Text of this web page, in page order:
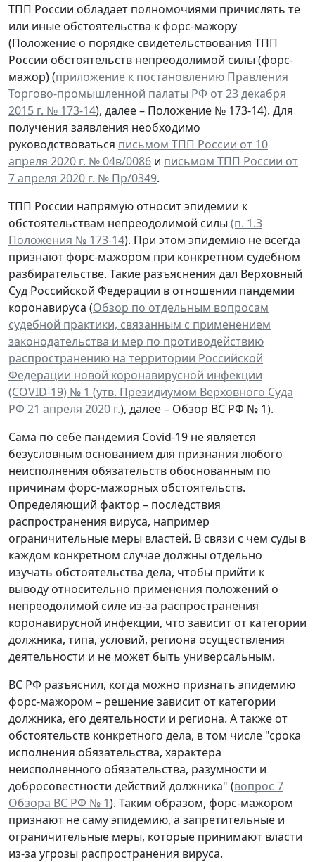
ТПП России обладает полномочиями причислять те
или иные обстоятельства к форс-мажору
(Положение о порядке свидетельствования ТПП
России обстоятельств непреодолимой силы (форс-
мажор) (приложение к постановлению Правления
Торгово-промышленной палаты РФ от 23 декабря
2015 г. № 173-14), далее – Положение № 173-14). Для
получения заявления необходимо
руководствоваться письмом ТПП России от 10
апреля 2020 г. № 04в/0086 и письмом ТПП России от
7 апреля 2020 г. № Пр/0349.
ТПП России напрямую относит эпидемии к
обстоятельствам непреодолимой силы (п. 1.3
Положения № 173-14). При этом эпидемию не всегда
признают форс-мажором при конкретном судебном
разбирательстве. Такие разъяснения дал Верховный
Суд Российской Федерации в отношении пандемии
коронавируса (Обзор по отдельным вопросам
судебной практики, связанным с применением
законодательства и мер по противодействию
распространению на территории Российской
Федерации новой коронавирусной инфекции
(COVID-19) № 1 (утв. Президиумом Верховного Суда
РФ 21 апреля 2020 г.), далее – Обзор ВС РФ № 1).
Сама по себе пандемия Covid-19 не является
безусловным основанием для признания любого
неисполнения обязательств обоснованным по
причинам форс-мажорных обстоятельств.
Определяющий фактор – последствия
распространения вируса, например
ограничительные меры властей. В связи с чем суды в
каждом конкретном случае должны отдельно
изучать обстоятельства дела, чтобы прийти к
выводу относительно применения положений о
непреодолимой силе из-за распространения
коронавирусной инфекции, что зависит от категории
должника, типа, условий, региона осуществления
деятельности и не может быть универсальным.
ВС РФ разъяснил, когда можно признать эпидемию
форс-мажором – решение зависит от категории
должника, его деятельности и региона. А также от
обстоятельств конкретного дела, в том числе "срока
исполнения обязательства, характера
неисполненного обязательства, разумности и
добросовестности действий должника" (вопрос 7
Обзора ВС РФ № 1). Таким образом, форс-мажором
признают не саму эпидемию, а запретительные и
ограничительные меры, которые принимают власти
из-за угрозы распространения вируса.